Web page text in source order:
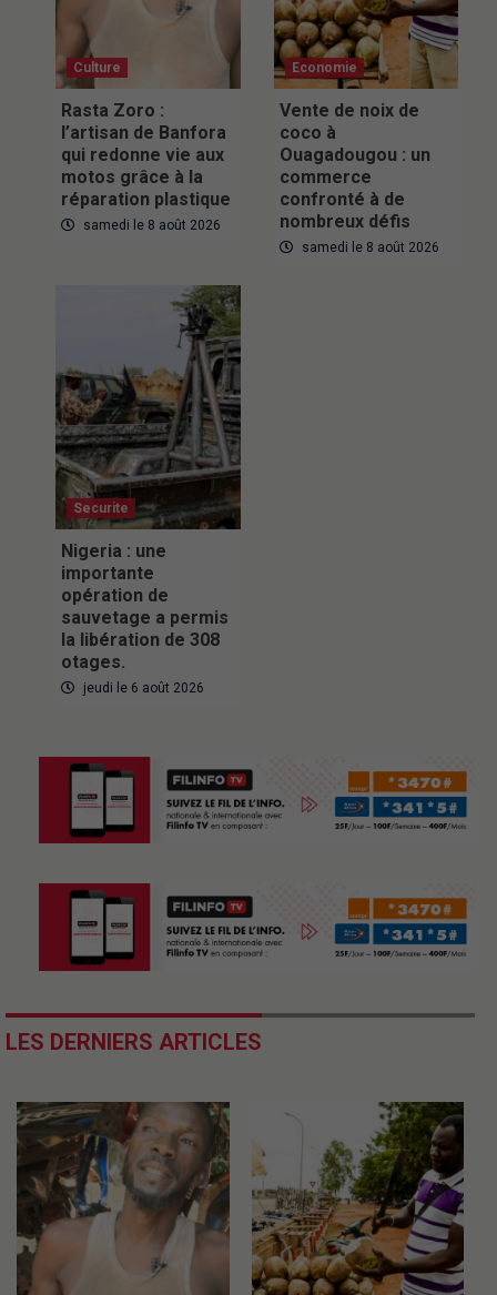
Culture
Rasta Zoro :
l’artisan de Banfora
qui redonne vie aux
motos grâce à la
réparation plastique
samedi le 8 août 2026
Economie
Vente de noix de
coco à
Ouagadougou : un
commerce
confronté à de
nombreux défis
samedi le 8 août 2026
Securite
Nigeria : une
importante
opération de
sauvetage a permis
la libération de 308
otages.
jeudi le 6 août 2026
LES DERNIERS ARTICLES